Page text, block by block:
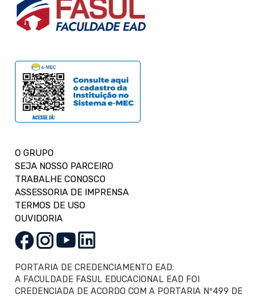
O GRUPO
SEJA NOSSO PARCEIRO
TRABALHE CONOSCO
ASSESSORIA DE IMPRENSA
TERMOS DE USO
OUVIDORIA
PORTARIA DE CREDENCIAMENTO EAD:
A FACULDADE FASUL EDUCACIONAL EAD FOI
CREDENCIADA DE ACORDO COM A PORTARIA Nº499 DE